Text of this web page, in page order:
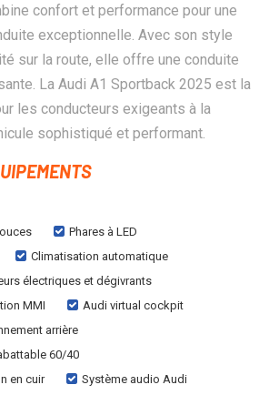
confort et performance pour une
exceptionnelle. Avec son style
sur la route, elle offre une conduite
La Audi A1 Sportback 2025 est la
les conducteurs exigeants à la
sophistiqué et performant.
Phares à LED
Climatisation automatique
électriques et dégivrants
MMI
Audi virtual cockpit
arrière
60/40
en cuir
Système audio Audi